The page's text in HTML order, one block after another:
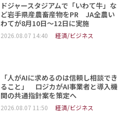
ドジャースタジアムで「いわて牛」な
ど岩手県産農畜産物をPR JA全農い
わてが8月10日～12日に実施
2026.08.07 14:40 経済/ビジネス
「人がAIに求めるのは信頼し相談でき
ること」 ロジカがAI事業者と導入機
関の共通指針案を策定へ
2026.08.07 11:50 経済/ビジネス